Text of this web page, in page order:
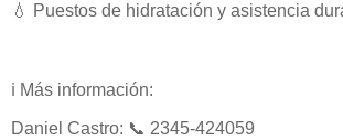
💧 Puestos de hidratación y asistencia
ℹ️ Más información:
Daniel Castro: 📞 2345-424059